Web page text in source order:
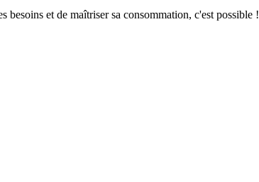
et de maîtriser sa consommation, c'est possible !